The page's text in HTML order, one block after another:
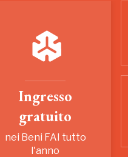
Ingresso
gratuito
nei Beni FAI tutto
l'anno